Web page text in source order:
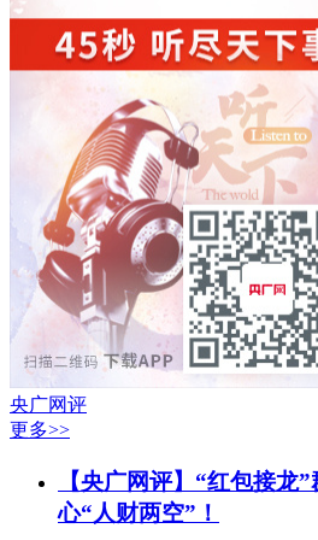
央广网评
更多>>
【央广网评】“红包接龙
心“人财两空”！